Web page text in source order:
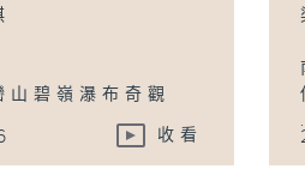
山碧嶺瀑布奇觀
收看